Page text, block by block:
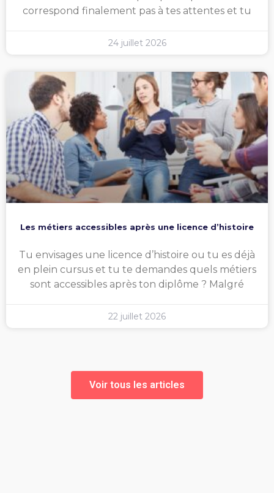
correspond finalement pas à tes attentes et tu
24 juillet 2026
Les métiers accessibles après une licence d’histoire
Tu envisages une licence d’histoire ou tu es déjà
en plein cursus et tu te demandes quels métiers
sont accessibles après ton diplôme ? Malgré
22 juillet 2026
Voir tous les articles